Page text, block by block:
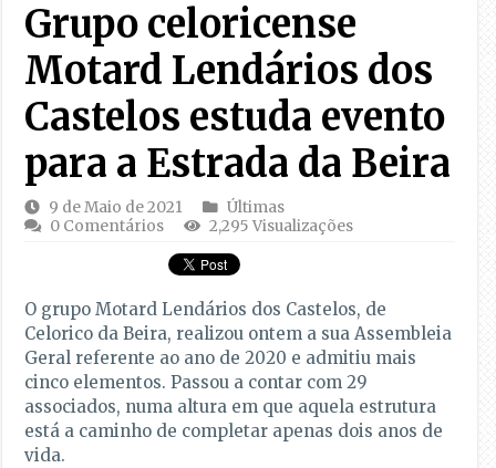
Grupo celoricense
Motard Lendários dos
Castelos estuda evento
para a Estrada da Beira
9 de Maio de 2021
Últimas
0 Comentários
2,295 Visualizações
O grupo Motard Lendários dos Castelos, de
Celorico da Beira, realizou ontem a sua Assembleia
Geral referente ao ano de 2020 e admitiu mais
cinco elementos. Passou a contar com 29
associados, numa altura em que aquela estrutura
está a caminho de completar apenas dois anos de
vida.